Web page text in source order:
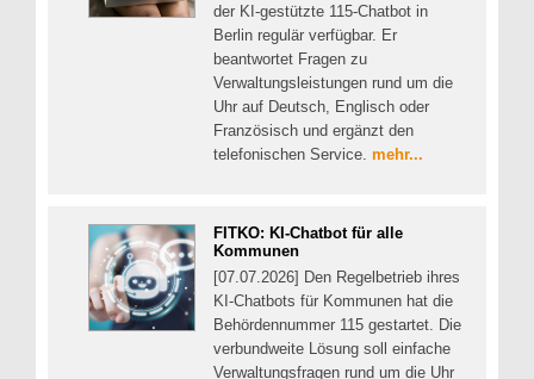
der KI-gestützte 115-Chatbot in
Berlin regulär verfügbar. Er
beantwortet Fragen zu
Verwaltungsleistungen rund um die
Uhr auf Deutsch, Englisch oder
Französisch und ergänzt den
telefonischen Service. mehr...
FITKO: KI-Chatbot für alle
Kommunen
[07.07.2026] Den Regelbetrieb ihres
KI-Chatbots für Kommunen hat die
Behördennummer 115 gestartet. Die
verbundweite Lösung soll einfache
Verwaltungsfragen rund um die Uhr